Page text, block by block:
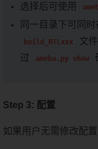
选择后可使用
同一目录下可同
build_RTLxxx 文
过
ameba.py show
Step 3: 配置
如果用户无需修改配